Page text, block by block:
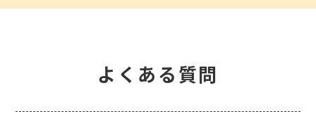
よくある質問